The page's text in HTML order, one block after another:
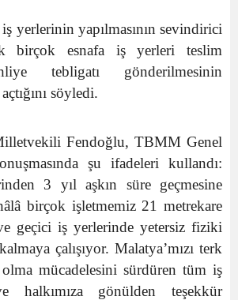
yerlerinin yapılmasının sevindirici
birçok esnafa iş yerleri teslim
tebligatı gönderilmesinin
söyledi.
Fendoğlu, TBMM Genel
şu ifadeleri kullandı:
3 yıl aşkın süre geçmesine
birçok işletmemiz 21 metrekare
geçici iş yerlerinde yetersiz fiziki
çalışıyor. Malatya’mızı terk
mücadelesini sürdüren tüm iş
halkımıza gönülden teşekkür